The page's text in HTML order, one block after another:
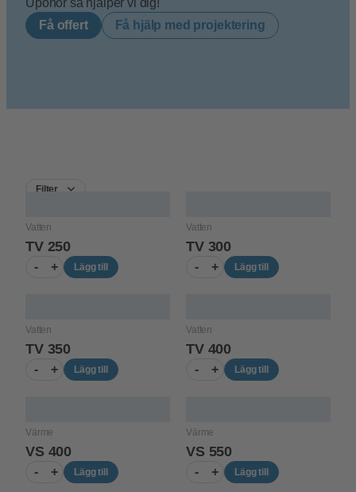
Uponor så hjälper vi dig!
Få offert
Få hjälp med projektering
Filter
Vatten
TV 250
- + Lägg till
Vatten
TV 300
- + Lägg till
Vatten
TV 350
- + Lägg till
Vatten
TV 400
- + Lägg till
Värme
VS 400
- + Lägg till
Värme
VS 550
- + Lägg till